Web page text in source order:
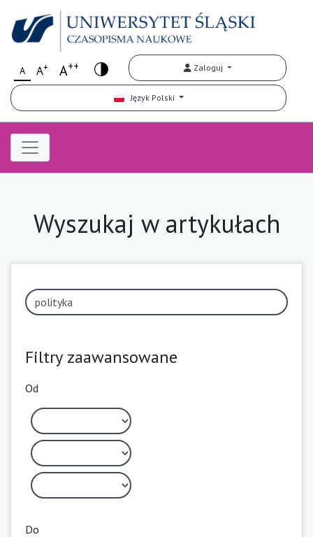
A A+ A++ Zaloguj
Język Polski
Wyszukaj w artykułach
Filtry zaawansowane
Od
Do